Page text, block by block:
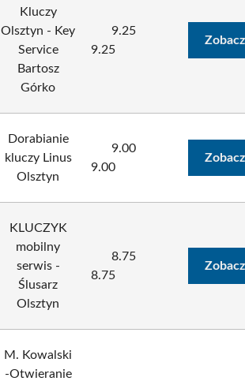
Kluczy
Olsztyn - Key
Service
Bartosz
Górko
9.25
9.25
Dorabianie
kluczy Linus
Olsztyn
9.00
9.00
KLUCZYK
mobilny
serwis -
Ślusarz
Olsztyn
8.75
8.75
M. Kowalski
-Otwieranie